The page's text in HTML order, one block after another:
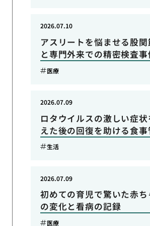
アスリートを悩ませる股
と専門外来での精密検査事
2026.07.10
医療
ロタウイルスの激しい症
えた後の回復を助ける食
2026.07.09
生活
初めての育児で驚いた赤ち
の変化と看病の記録
2026.07.09
医療